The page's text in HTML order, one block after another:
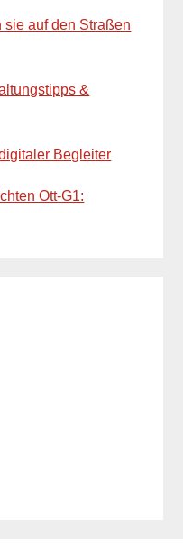
sie auf den Straßen
&
Begleiter
Ott-G1: